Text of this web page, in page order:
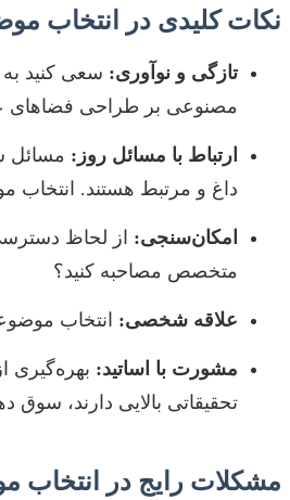
نکات کلیدی در انتخاب
تازگی و نوآوری: سعی کنید به
مصنوعی بر طراحی فضاهای
ارتباط با مسائل روز: مسائل
داغ و مرتبط هستند. انتخاب
امکان‌سنجی: از لحاظ
متخصص مصاحبه کنید؟
علاقه شخصی: انتخاب
مشورت با اساتید: بهره‌گیری
تحقیقاتی بالایی دارند، سوق
مشکلات رایج در انتخاب